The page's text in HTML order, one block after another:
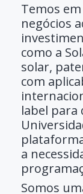
Temos
negócios
como a
solar,
com
label para
a
Somos